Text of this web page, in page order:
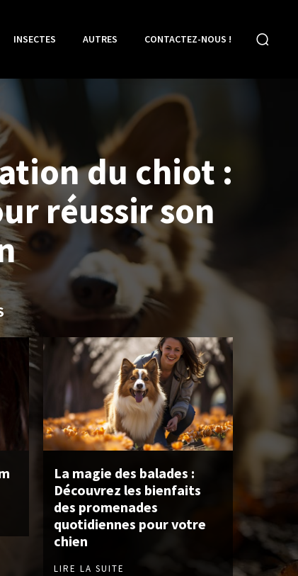
INSECTES AUTRES CONTACTEZ-NOUS !
du chiot :
réussir son
La magie des balades :
Découvrez les bienfaits
des promenades
quotidiennes pour votre
chien
LIRE LA SUITE